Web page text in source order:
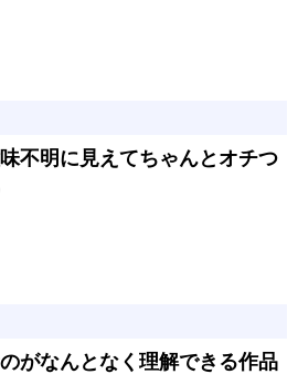
不明に見えてちゃんとオチつ
がなんとなく理解できる作品